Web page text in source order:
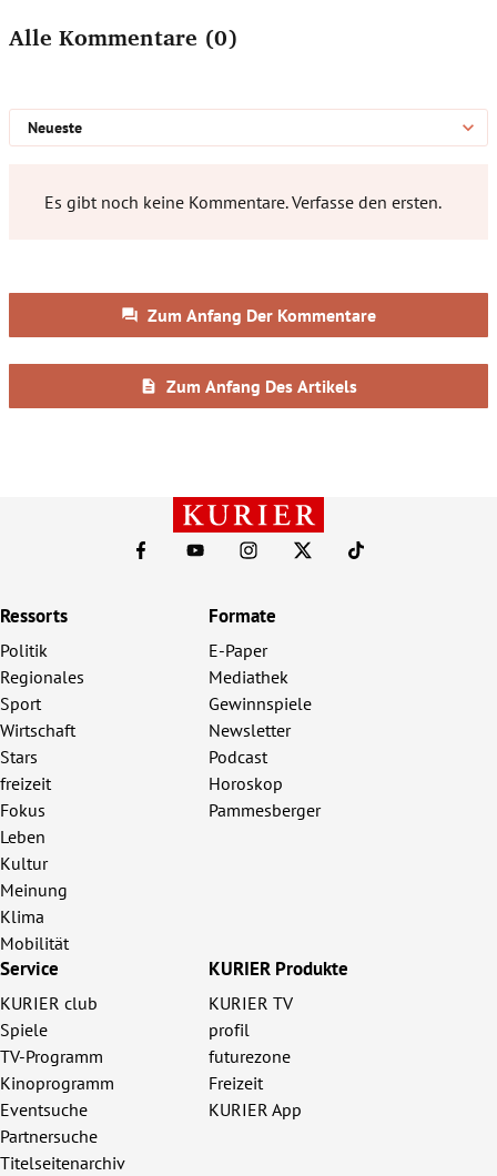
Ressorts
Politik
Regionales
Sport
Wirtschaft
Stars
freizeit
Fokus
Leben
Kultur
Meinung
Klima
Mobilität
Formate
E-Paper
Mediathek
Gewinnspiele
Newsletter
Podcast
Horoskop
Pammesberger
Service
KURIER club
Spiele
TV-Programm
Kinoprogramm
Eventsuche
Partnersuche
Titelseitenarchiv
KURIER Produkte
KURIER TV
profil
futurezone
Freizeit
KURIER App